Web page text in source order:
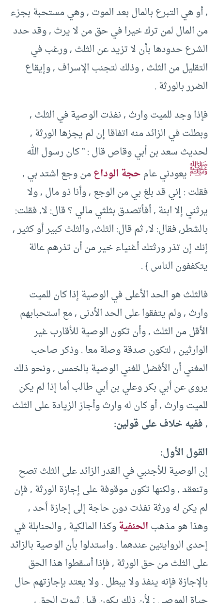
, أو هي التبرع بالمال بعد الموت , وهي مستحبة بجزء
من المال لمن ترك خيرا في حق من لا يرث , وقد حدد
الشرع حدودها بأن لا تزيد عن الثلث , ورغب في
التقليل من الثلث , وذلك لتجنب الإسراف , وإيقاع
الضرر بالورثة .
فإذا وجد للميت وارث , نفذت الوصية في الثلث ,
وبطلت في الزائد منه اتفاقا إن لم يجزها الورثة ,
لحديث سعد بن أبي وقاص قال : ” كان رسول الله
ﷺيعودني عامحجة الوداعمن وجع اشتد بي ,
فقلت : إني قد بلغ بي من الوجع , وأنا ذو مال , ولا
يرثني إلا ابنة , أفأتصدق بثلثي مالي ؟ قال: لا, فقلت:
بالشطر, فقال: لا, ثم قال: الثلث, والثلث كبير أو كثير ,
إنك إن تذر ورثتك أغنياء خير من أن تذرهم عالة
يتكففون الناس } .
فالثلث هو الحد الأعلى في الوصية إذا كان للميت
وارث , ولم يتفقوا على الحد الأدنى , مع استحبابهم
الأقل من الثلث , وأن تكون الوصية للأقارب غير
الوارثين , لتكون صدقة وصلة معا . وذكر صاحب
المغني أن الأفضل للغني الوصية بالخمس , ونحو ذلك
يروى عن أبي بكر وعلي بن أبي طالب أما إذا لم يكن
للميت وارث , أو كان له وارث وأجاز الزيادة على الثلث
,ففيه خلاف على قولين:
القول الأول:
إن الوصية للأجنبي في القدر الزائد على الثلث تصح
وتنعقد , ولكنها تكون موقوفة على إجازة الورثة , فإن
لم يكن له ورثة نفذت دون حاجة إلى إجازة أحد ,
وهذا هو مذهبالحنفيةوكذا المالكية , والحنابلة في
إحدى الروايتين عندهما . واستدلوا بأن الوصية بالزائد
على الثلث من حق الورثة , فإذا أسقطوا هذا الحق
بالإجازة فإنه ينفذ ولا يبطل . ولا يعتد بإجازتهم حال